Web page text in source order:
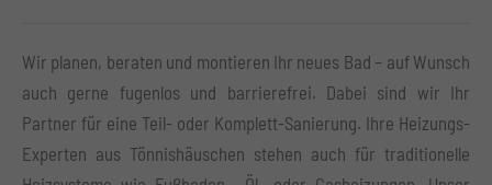
Wir planen, beraten und montieren Ihr neues Bad – auf Wunsch
auch gerne fugenlos und barrierefrei. Dabei sind wir Ihr
Partner für eine Teil- oder Komplett-Sanierung. Ihre Heizungs-
Experten aus Tönnishäuschen stehen auch für traditionelle